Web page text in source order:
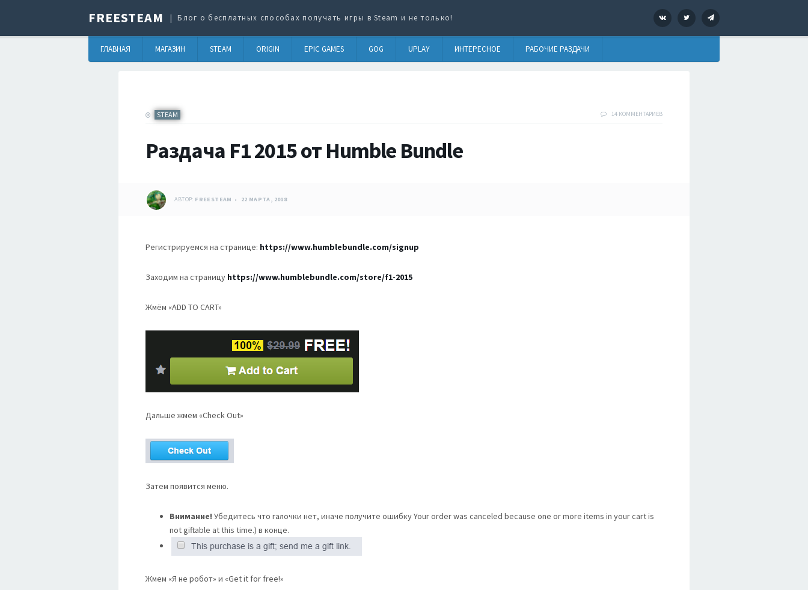
FREESTEAM Блог о бесплатных способах получать игры в Steam и не только! VK Twitter
ГЛАВНАЯ МАГАЗИН STEAM ORIGIN EPIC GAMES GOG UPLAY ИНТЕРЕСНОЕ РАБОЧИЕ РАЗДАЧИ
STEAM 14 КОММЕНТАРИЕВ
Раздача F1 2015 от Humble Bundle
АВТОР: FREESTEAM 22 МАРТА, 2018
Регистрируемся на странице: https://www.humblebundle.com/signup
Заходим на страницу https://www.humblebundle.com/store/f1-2015
Жмём «ADD TO CART»
Дальше жмем «Check Out»
Затем появится меню.
Внимание!Убедитесь что галочки нет, иначе получите ошибку Your order was canceled because one or more items in your cart is
not giftable at this time.) в конце.
Жмем «Я не робот» и «Get it for free!»